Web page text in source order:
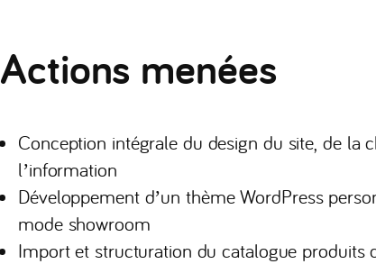
Actions menées
Conception intégrale du design du site, de la
l’information
Développement d’un thème WordPress
mode showroom
Import et structuration du catalogue produits